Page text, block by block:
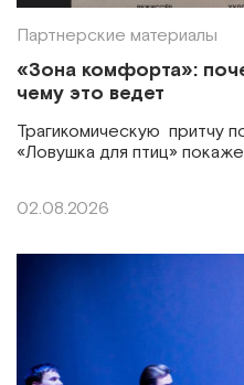
Партнерские материалы
«Зона комфорта»:
чему это ведет
Трагикомическую притчу
«Ловушка для птиц»
02.08.2026